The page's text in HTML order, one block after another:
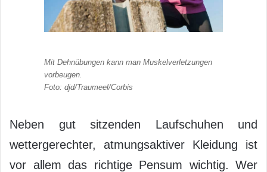
Mit Dehnübungen kann man Muskelverletzungen
vorbeugen.
Foto: djd/Traumeel/Corbis
Neben gut sitzenden Laufschuhen und
wettergerechter, atmungsaktiver Kleidung ist
vor allem das richtige Pensum wichtig. Wer